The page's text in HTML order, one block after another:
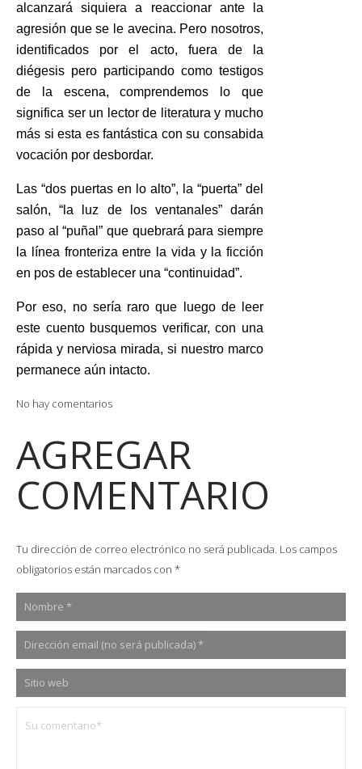
alcanzará siquiera a reaccionar ante la
agresión que se le avecina. Pero nosotros,
identificados por el acto, fuera de la
diégesis pero participando como testigos
de la escena, comprendemos lo que
significa ser un lector de literatura y mucho
más si esta es fantástica con su consabida
vocación por desbordar.
Las “dos puertas en lo alto”, la “puerta” del
salón, “la luz de los ventanales” darán
paso al “puñal” que quebrará para siempre
la línea fronteriza entre la vida y la ficción
en pos de establecer una “continuidad”.
Por eso, no sería raro que luego de leer
este cuento busquemos verificar, con una
rápida y nerviosa mirada, si nuestro marco
permanece aún intacto.
No hay comentarios
AGREGAR
COMENTARIO
Tu dirección de correo electrónico no será publicada. Los campos
obligatorios están marcados con *